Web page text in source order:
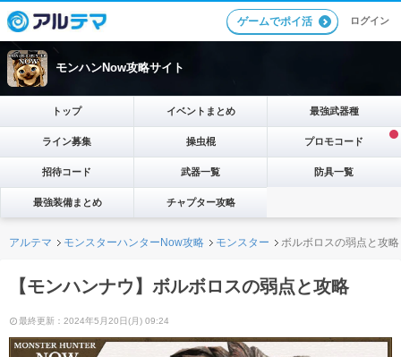
ゲームでポイ活 ログイン
モンハンNow攻略サイト
トップ イベントまとめ 最強武器種
ライン募集 操虫棍 プロモコード
招待コード 武器一覧 防具一覧
最強装備まとめ チャプター攻略
アルテマ モンスターハンターNow攻略 モンスター ボルボロスの弱点と攻略
【モンハンナウ】ボルボロスの弱点と攻略
最終更新：2024年5月20日(月) 09:24